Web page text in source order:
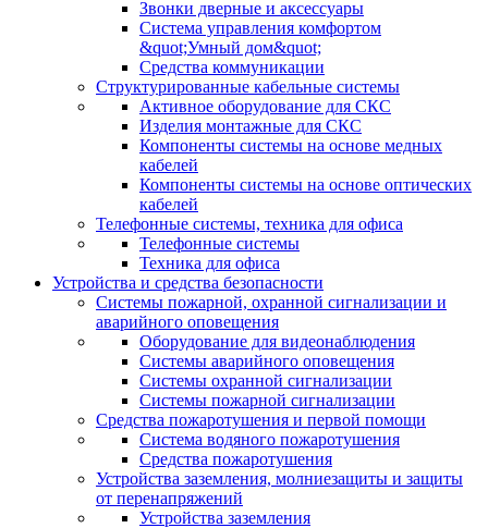
Звонки дверные и аксессуары
Система управления комфортом
&quot;Умный дом&quot;
Средства коммуникации
Структурированные кабельные системы
Активное оборудование для СКС
Изделия монтажные для СКС
Компоненты системы на основе медных
кабелей
Компоненты системы на основе оптических
кабелей
Телефонные системы, техника для офиса
Телефонные системы
Техника для офиса
Устройства и средства безопасности
Системы пожарной, охранной сигнализации и
аварийного оповещения
Оборудование для видеонаблюдения
Системы аварийного оповещения
Системы охранной сигнализации
Системы пожарной сигнализации
Средства пожаротушения и первой помощи
Система водяного пожаротушения
Средства пожаротушения
Устройства заземления, молниезащиты и защиты
от перенапряжений
Устройства заземления